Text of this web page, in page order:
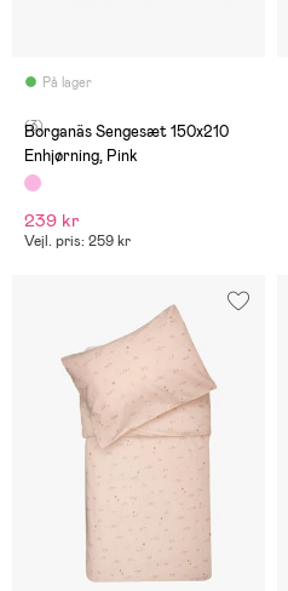
På lager
(3)
Borganäs Sengesæt 150x210
Enhjørning, Pink
239 kr
Vejl. pris: 259 kr